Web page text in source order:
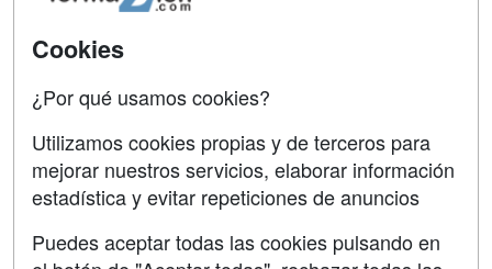
Acceso Centros
Contactar
Confidencialidad
Aviso legal
Copyleft
Cookies
¿Por qué usamos cookies?
Utilizamos cookies propias y de terceros para
mejorar nuestros servicios, elaborar información
estadística y evitar repeticiones de anuncios
Puedes aceptar todas las cookies pulsando en